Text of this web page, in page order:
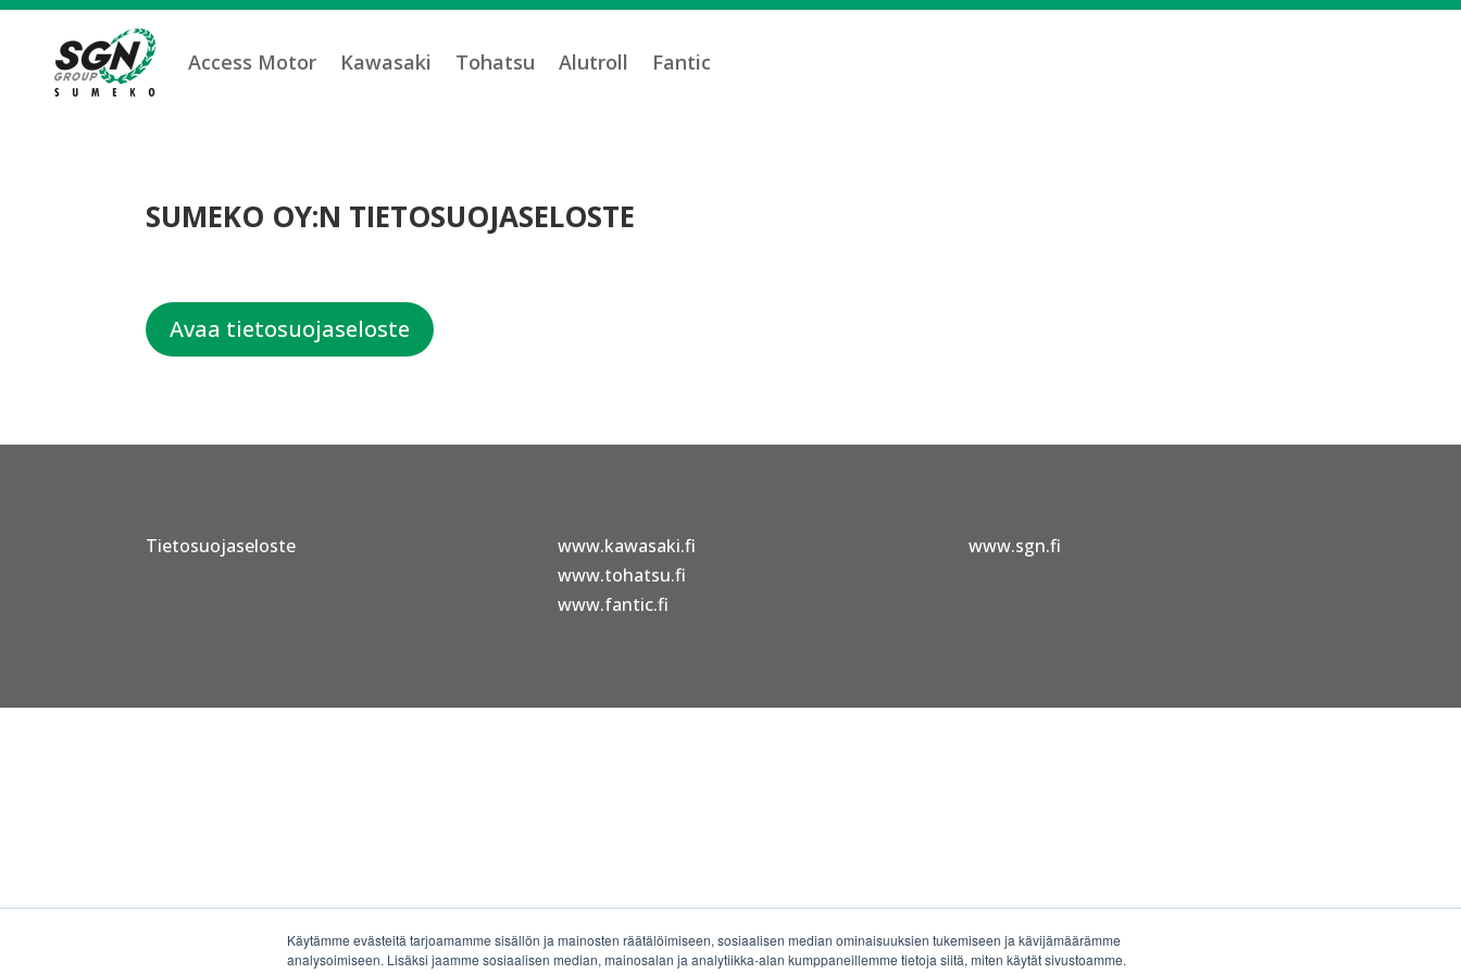
Käytämme evästeitä tarjoamamme sisällön ja mainosten räätälöimiseen, sosiaalisen median ominaisuuksien tukemiseen ja kävijämäärämme
analysoimiseen. Lisäksi jaamme sosiaalisen median, mainosalan ja analytiikka-alan kumppaneillemme tietoja siitä, miten käytät sivustoamme.
Access Motor Kawasaki Tohatsu Alutroll Fantic
SUMEKO OY:N TIETOSUOJASELOSTE
Avaa tietosuojaseloste
Tietosuojaseloste
www.kawasaki.fi
www.tohatsu.fi
www.fantic.fi
www.sgn.fi